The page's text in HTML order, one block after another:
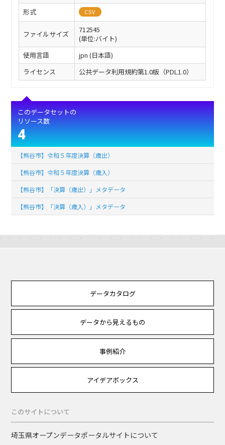
形式
CSV
ファイルサイズ
712545
(単位:バイト)
使用言語
jpn (日本語)
ライセンス
公共データ利用規約第1.0版（PDL1.0）
このデータセットの
リソース数
4
【熊谷市】令和５年度決算（歳出）
【熊谷市】令和５年度決算（歳入）
【熊谷市】「決算（歳出）」メタデータ
【熊谷市】「決算（歳入）」メタデータ
データカタログ
データから見えるもの
事例紹介
アイデアボックス
このサイトについて
埼玉県オープンデータポータルサイトについて